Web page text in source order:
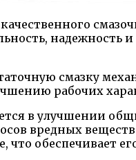
смазку
рабочих
в улучшении
вредных
обеспечивает